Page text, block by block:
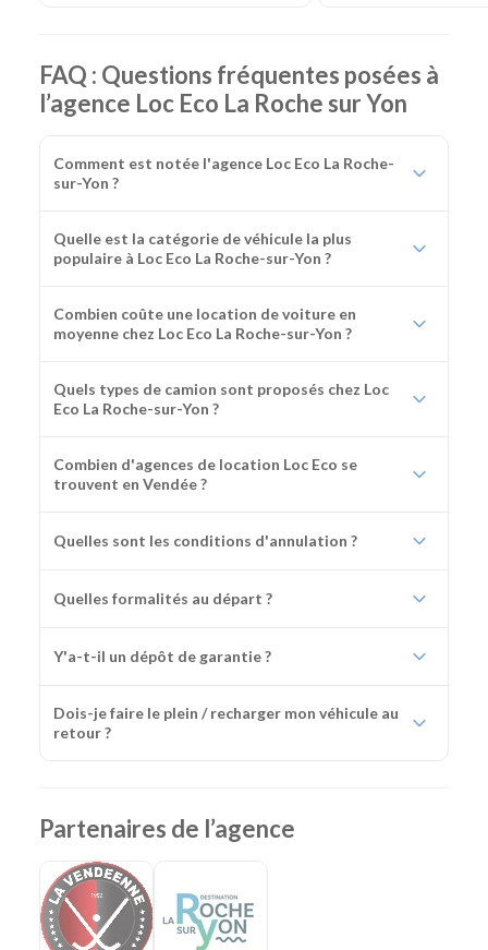
FAQ : Questions fréquentes posées à
l’agence Loc Eco La Roche sur Yon
Comment est notée l'agence Loc Eco La Roche-
sur-Yon ?
Quelle est la catégorie de véhicule la plus
populaire à Loc Eco La Roche-sur-Yon ?
Combien coûte une location de voiture en
moyenne chez Loc Eco La Roche-sur-Yon ?
Quels types de camion sont proposés chez Loc
Eco La Roche-sur-Yon ?
Combien d'agences de location Loc Eco se
trouvent en Vendée ?
Quelles sont les conditions d'annulation ?
Quelles formalités au départ ?
Y'a-t-il un dépôt de garantie ?
Dois-je faire le plein / recharger mon véhicule au
retour ?
Partenaires de l’agence